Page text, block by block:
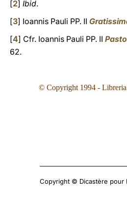
[2] Ibid.
[3] Ioannis Pauli PP. II
[4] Cfr. Ioannis Pauli PP. II
62.
© Copyright 1994 -
Copyright © Dicastère pour